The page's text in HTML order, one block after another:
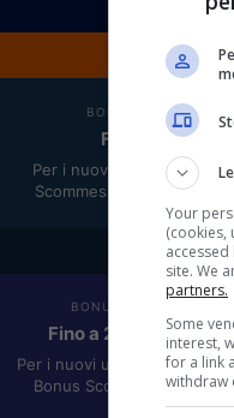
Mostra
BONUS BENVENUTO
Fino a 2050€
Per i nuovi registrati:
Scommesse + 50% del
Mostra
BONUS BENVENUTO
Fino a 2050€ bonus
Per i nuovi utenti della
Bonus Scommesse +
Your
(cookies,
site. We
partners.
Some
interest,
for a link
withdraw